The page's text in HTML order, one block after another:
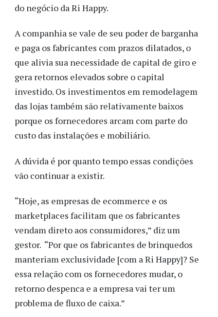
do negócio da Ri Happy.
A companhia se vale de seu poder de barganha
e paga os fabricantes com prazos dilatados, o
que alivia sua necessidade de capital de giro e
gera retornos elevados sobre o capital
investido. Os investimentos em remodelagem
das lojas também são relativamente baixos
porque os fornecedores arcam com parte do
custo das instalações e mobiliário.
A dúvida é por quanto tempo essas condições
vão continuar a existir.
“Hoje, as empresas de ecommerce e os
marketplaces facilitam que os fabricantes
vendam direto aos consumidores,” diz um
gestor. “Por que os fabricantes de brinquedos
manteriam exclusividade [com a Ri Happy]? Se
essa relação com os fornecedores mudar, o
retorno despenca e a empresa vai ter um
problema de fluxo de caixa.”